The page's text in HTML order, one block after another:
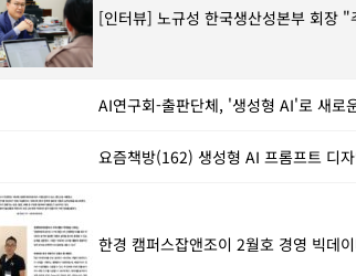
[인터뷰] 노규성 한국생산성본부 회장
AI연구회-출판단체, '생성형 AI'로 새로
요즘책방(162) 생성형 AI 프롬프트 디
한경 캠퍼스잡앤조이 2월호 경영 빅데